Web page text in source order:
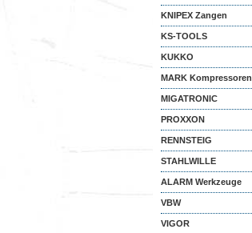
KNIPEX Zangen
KS-TOOLS
KUKKO
MARK Kompressoren
MIGATRONIC
PROXXON
RENNSTEIG
STAHLWILLE
ALARM Werkzeuge
VBW
VIGOR